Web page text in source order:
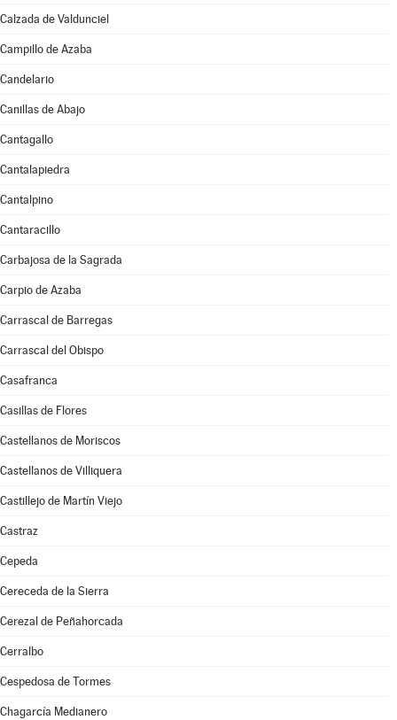
Calzada de Valdunciel
Campillo de Azaba
Candelario
Canillas de Abajo
Cantagallo
Cantalapiedra
Cantalpino
Cantaracillo
Carbajosa de la Sagrada
Carpio de Azaba
Carrascal de Barregas
Carrascal del Obispo
Casafranca
Casillas de Flores
Castellanos de Moriscos
Castellanos de Villiquera
Castillejo de Martín Viejo
Castraz
Cepeda
Cereceda de la Sierra
Cerezal de Peñahorcada
Cerralbo
Cespedosa de Tormes
Chagarcía Medianero